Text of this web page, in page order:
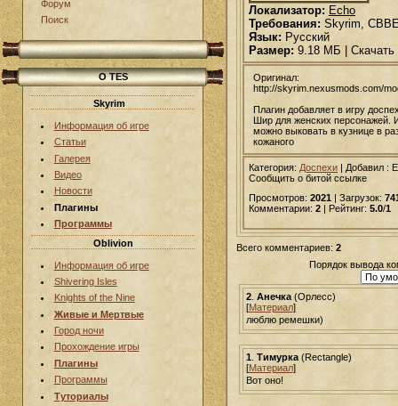
Форум
Поиск
О TES
Skyrim
Информация об игре
Статьи
Галерея
Видео
Новости
Плагины
Программы
Oblivion
Информация об игре
Shivering Isles
Knights of the Nine
Живые и Мертвые
Город ночи
Прохождение игры
Плагины
Программы
Туториалы
Локализатор: Echo
Требования: Skyrim,
Язык: Русский
Размер: 9.18 МБ | Скачать
Оригинал:
http://skyrim.nexusmods.com/
Плагин добавляет в игру
Шир для женских персонажей.
можно выковать в кузнице в
кожаного
Категория: Доспехи | Добавил :
Сообщить о битой ссылке
Просмотров: 2021 | Загрузок:
Комментарии: 2 | Рейтинг: 5.0/1
Всего комментариев: 2
Порядок вывода
2. Анечка(Орлесс)
[Материал]
люблю ремешки)
1. Тимурка(Rectangle)
[Материал]
Вот оно!